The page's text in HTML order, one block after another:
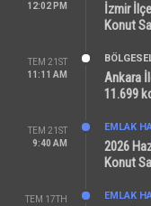
12:02 PM
İzmir
Konut
TEM 21ST
11:11 AM
Ankara
11.699
TEM 21ST
9:40 AM
EMLAK
2026
Konut
TEM 17TH
EMLAK